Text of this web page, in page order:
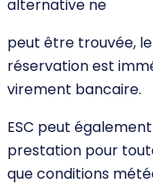
alternative ne
peut être trouvée,
réservation est
virement bancaire.
ESC peut
prestation pour
que conditions